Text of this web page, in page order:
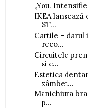
„You.
IKEA
ST...
Cartile – darul
reco...
Circuitele
si c...
Estetica
zâmbet...
Manichiura
p...